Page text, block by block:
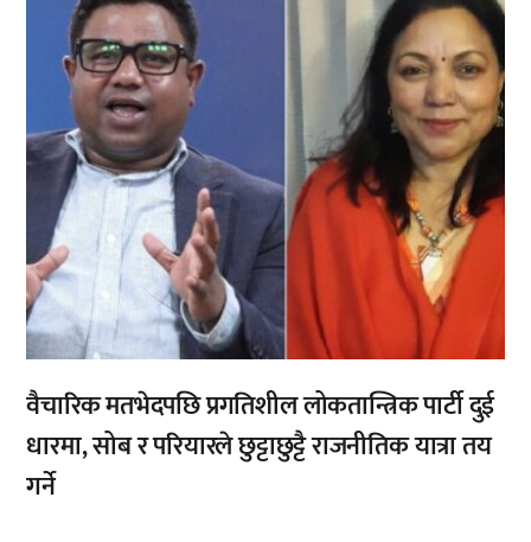
वैचारिक मतभेदपछि प्रगतिशील लोकतान्त्रिक पार्टी दुई
धारमा, सोब र परियारले छुट्टाछुट्टै राजनीतिक यात्रा तय
गर्ने